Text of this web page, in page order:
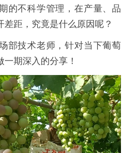
的不科学管理，在产量、品
差距，究竟是什么原因呢？
部技术老师，针对当下葡萄
期深入的分享！